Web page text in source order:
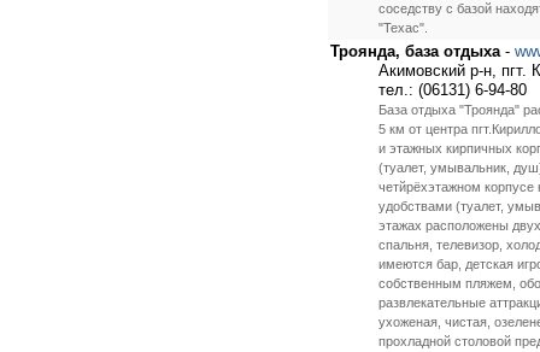
соседству с базой
"Техас".
Троянда, база отдыха-
Акимовский р-н, пгт.
тел.: (06131) 6-94-80
База отдыха "Троянда"
5 км от центра
и этажных кирпичных
(туалет, умывальник,
четйрёхэтажном
удобствами (туалет,
этажах расположены
спальня, телевизор,
имеются бар, детская
собственным пляжем,
развлекательные
ухоженая, чистая,
прохладной столовой